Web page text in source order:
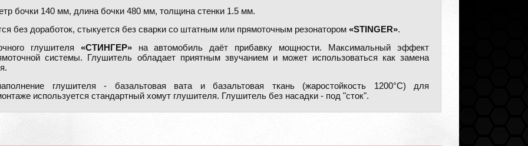
бочки 140 мм, длина бочки 480 мм, толщина стенки 1.5 мм.
без доработок, стыкуется без сварки со штатным или прямоточным резонатором «STINGER».
глушителя «СТИНГЕР»на автомобиль даёт прибавку мощности. Максимальный эффект
системы. Глушитель обладает приятным звучанием и может использоваться как замена
глушителя - базальтовая вата и базальтовая ткань (жаростойкость 1200°C) для
используется стандартный хомут глушителя. Глушитель без насадки - под "сток".